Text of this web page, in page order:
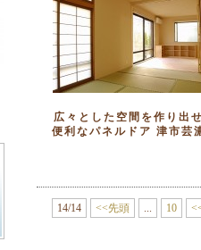
広々とした空間を作り出
便利なパネルドア 津市芸
14/14 <<先頭 ... 10